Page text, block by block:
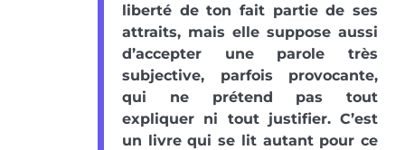
liberté de ton fait partie de ses
attraits, mais elle suppose aussi
d’accepter une parole très
subjective, parfois provocante,
qui ne prétend pas tout
expliquer ni tout justifier. C’est
un livre qui se lit autant pour ce